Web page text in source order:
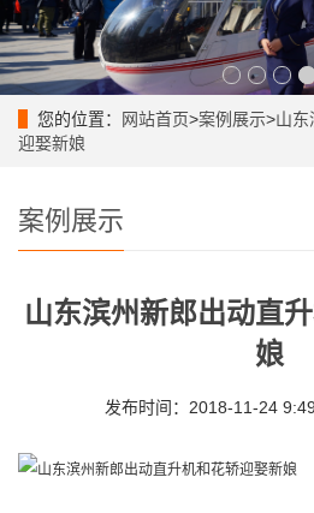
您的位置： 网站首页>案例展示>山东
迎娶新娘
案例展示
山东滨州新郎出动直
娘
发布时间：2018-11-24